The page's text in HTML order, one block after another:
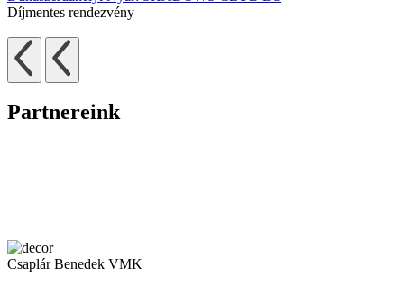
Díjmentes rendezvény
Partnereink
Csaplár Benedek VMK